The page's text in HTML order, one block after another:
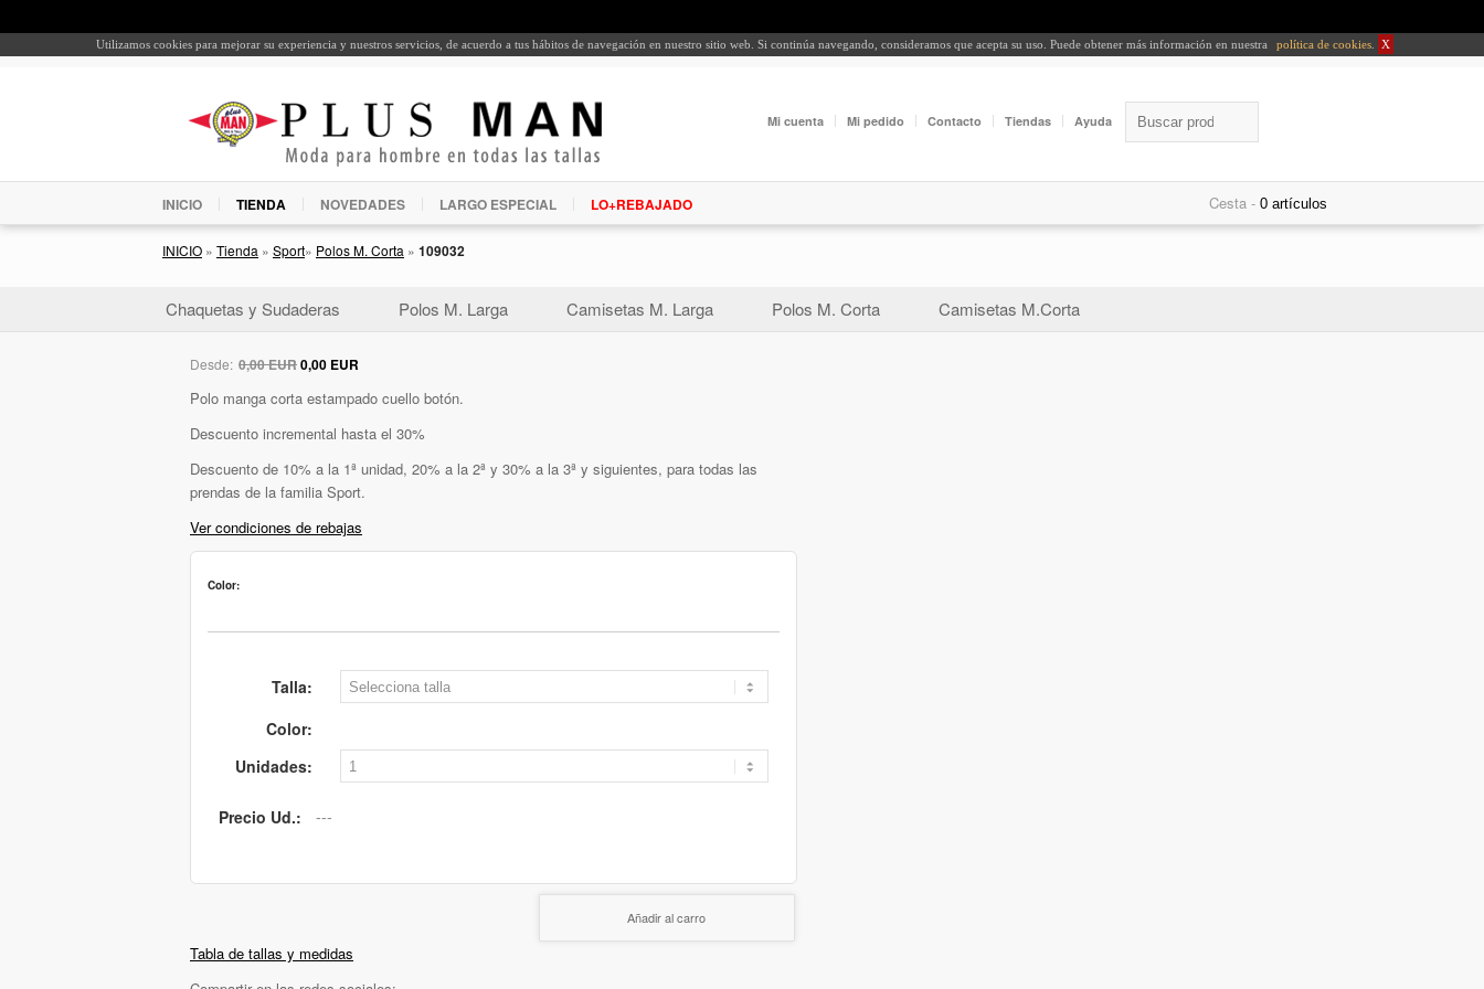
Utilizamos cookies para mejorar su experiencia y nuestros servicios, de acuerdo a tus hábitos de navegación en nuestro sitio web. Si continúa navegando, consideramos que acepta su uso. Puede obtener más información en nuestra política de cookies X
Mi cuenta Mi pedido Contacto Tiendas Ayuda
INICIO TIENDA NOVEDADES LARGO ESPECIAL LO+REBAJADO Cesta -
INICIO » Tienda » Sport» Polos M. Corta » 109032
Chaquetas y Sudaderas Polos M. Larga Camisetas M. Larga Polos M. Corta Camisetas M.Corta
Desde: 0,00 EUR0,00 EUR
Polo manga corta estampado cuello botón.
Descuento incremental hasta el 30%
Descuento de 10% a la 1ª unidad, 20% a la 2ª y 30% a la 3ª y siguientes, para todas las
prendas de la familia Sport.
Ver condiciones de rebajas
Color:
Talla:
Color:
Unidades:
Precio Ud.:
Añadir al carro
Tabla de tallas y medidas